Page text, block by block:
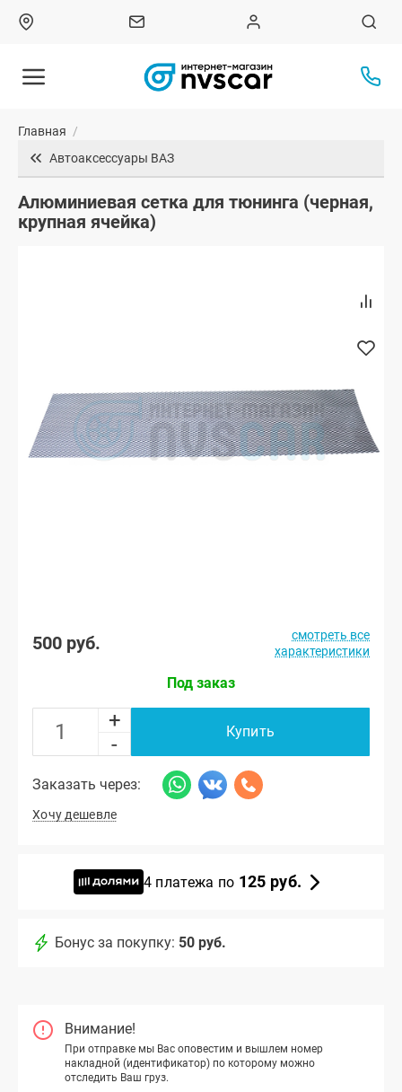
Главная /
Автоаксессуары ВАЗ
Алюминиевая сетка для тюнинга (черная,
крупная ячейка)
500 руб.
смотреть все
характеристики
Под заказ
+
-
Купить
Заказать через:
Хочу дешевле
4 платежа по 125 руб.
Бонус за покупку: 50 руб.
Внимание!
При отправке мы Вас оповестим и вышлем номер
накладной (идентификатор) по которому можно
отследить Ваш груз.